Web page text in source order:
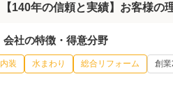
【140年の信頼と実績】お客様の
会社の特徴・得意分野
内装 水まわり 総合リフォーム 創